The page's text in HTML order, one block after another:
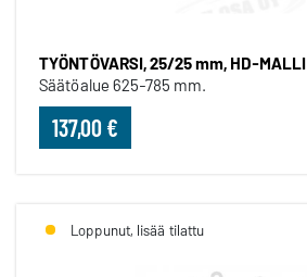
TYÖNTÖVARSI, 25/25 mm, HD-MALLI
Säätöalue 625-785 mm.
137,00 €
Loppunut, lisää tilattu